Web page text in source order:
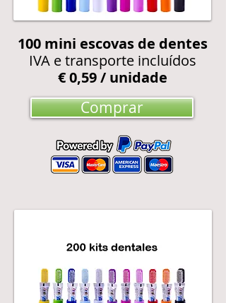
100 mini escovas de dentes
IVA e transporte incluídos
€ 0,59 / unidade
Comprar